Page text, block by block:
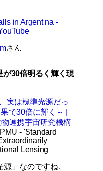
in Argentina -
さん
が30倍明るく輝く現
実は標準光源だっ
で30倍に輝く～ |
連携宇宙研究機構
- 'Standard
Lensing
源」なのですね。